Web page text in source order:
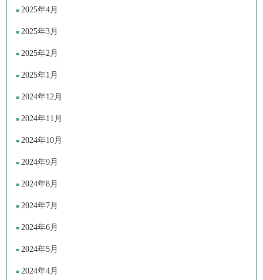
2025年4月
2025年3月
2025年2月
2025年1月
2024年12月
2024年11月
2024年10月
2024年9月
2024年8月
2024年7月
2024年6月
2024年5月
2024年4月